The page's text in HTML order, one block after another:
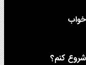
خواب
شروع کنم؟